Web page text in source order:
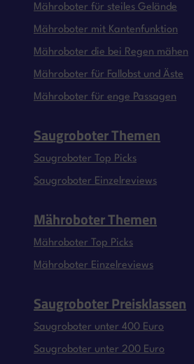
Mähroboter für steiles Gelände
Mähroboter mit Kantenfunktion
Mähroboter die bei Regen mähen
Mähroboter für Fallobst und Äste
Mähroboter für enge Passagen
Saugroboter Themen
Saugroboter Top Picks
Saugroboter Einzelreviews
Mähroboter Themen
Mähroboter Top Picks
Mähroboter Einzelreviews
Saugroboter Preisklassen
Saugroboter unter 400 Euro
Saugroboter unter 200 Euro